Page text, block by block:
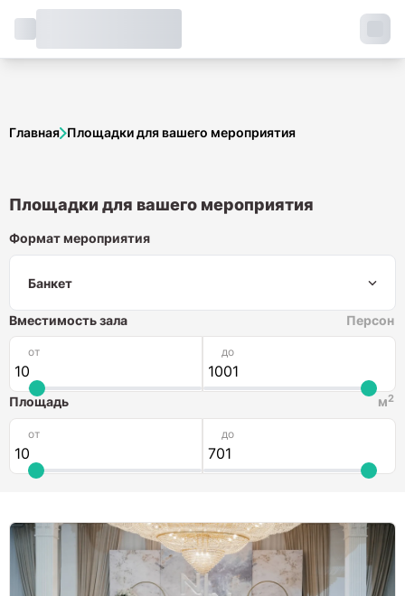
Главная Площадки для вашего мероприятия
Площадки для вашего мероприятия
Формат мероприятия
Формат мероприятия
Банкет
Вместимость зала Персон
от до
Площадь м2
от до